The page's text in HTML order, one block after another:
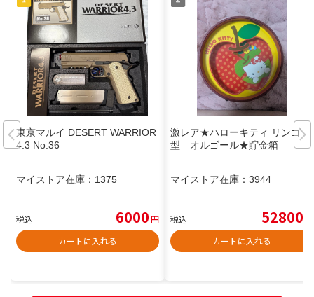
東京マルイ DESERT WARRIOR
4.3 No.36
マイストア在庫： 1375
税込 6000円
カートに入れる
激レア★ハローキティ リンゴ
型 オルゴール★貯金箱
マイストア在庫： 3944
税込 52800
カートに入れる